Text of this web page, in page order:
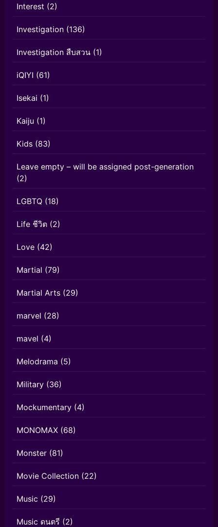
Interest (2)
Investigation (136)
Investigation สืบสวน (1)
iQIYI (61)
Isekai (1)
Kaiju (1)
Kids (83)
Leave empty – will be assigned post-generation
(2)
LGBTQ (18)
Life ชีวิต (2)
Love (42)
Martial (79)
Martial Arts (29)
marvel (28)
mavel (4)
Melodrama (5)
Military (36)
Mockumentary (4)
MONOMAX (68)
Monster (81)
Movie Collection (22)
Music (29)
Music ดนตรี (2)